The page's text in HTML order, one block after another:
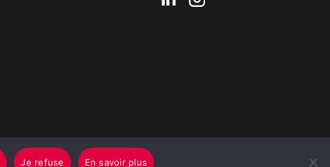
Je refuse En savoir plus